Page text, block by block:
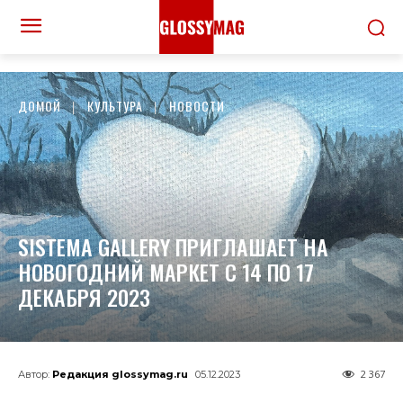
ДОМОЙ КУЛЬТУРА НОВОСТИ
SISTEMA GALLERY ПРИГЛАШАЕТ НА
НОВОГОДНИЙ МАРКЕТ С 14 ПО 17
ДЕКАБРЯ 2023
Автор: Редакция glossymag.ru 05.12.2023 2 367